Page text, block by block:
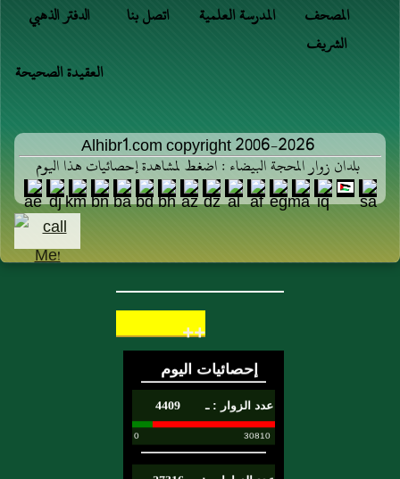
الدفتر الذهبي اتصل بنا المدرسة العلمية
المصحف
الشريف
العقيدة الصحيحة
Alhibr1.com copyright 2006-2026
بلدان زوار المحجة البيضاء : اضغط لمشاهدة إحصائيات هذا اليوم
++